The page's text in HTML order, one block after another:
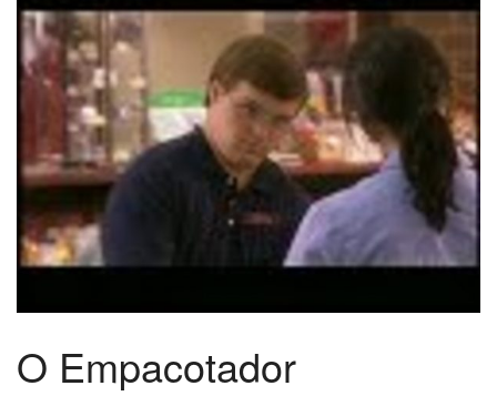
O Empacotador